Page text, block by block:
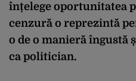
înțelege oportunitatea
cenzură o reprezintă
o de o manieră îngustă
ca politician.